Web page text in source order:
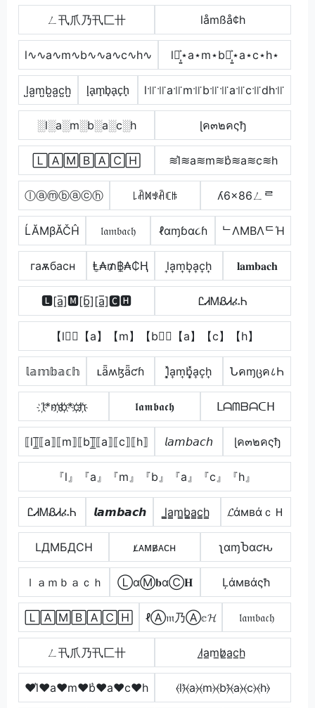
ㄥ卂爪乃卂匚卄 låmßå¢h
l∿∿a∿m∿b∿∿a∿c∿h∿ l⋆͎͍͐⋆a⋆m⋆b⋆͎͍͐⋆a⋆c⋆h⋆
l̺a̺m̺b̺a̺c̺h̺ l̟a̟m̟b̟a̟c̟h̟ l꜉꜍꜉꜍a꜉꜍m꜉꜍b꜉꜍꜉꜍a꜉꜍c꜉꜍dh꜉꜍
░l░a░m░b░a░c░h ɭค๓๒คςђ
🄻🄰🄼🄱🄰🄲🄷 ≋l͛≋a≋m≋b͛≋a≋c≋h
ⓛⓐⓜⓑⓐⓒⓗ ꒒ꋫꁒꃃꋫꏸꑛ ʎ6x86ㄥᄅ
ĹĂМβĂČĤ 𝔩𝔞𝔪𝔟𝔞𝔠𝔥 ℓαɱɓα૮ɦ ᄂΛMBΛᄃΉ
гаѫбаcн Ⱡ̼₳₥฿̼₳₵Ⱨ l͎a͎m͎b͎a͎c͎h͎ 𝐥𝐚𝐦𝐛𝐚𝐜𝐡
🅻[a̲̅]🅼[b̲̅][a̲̅]🅲🅷 ᏝᏗᎷᏰᏗፈᏂ
【l】⃣【a】【m】【b】⃣【a】【c】【h】
𝕝𝕒𝕞𝕓𝕒𝕔𝕙 ʟǟʍɮǟƈɦ l͎͓̽a͎m͎b͎͓̽a͎c͎h͎ Նคɱცค८Һ
l҉*m҉b҉*c҉h҉ 𝖑𝖆𝖒𝖇𝖆𝖈𝖍 ᒪᗩᗰᗷᗩᑕᕼ
⟦l⟧̲̅⟦a⟧⟦m⟧⟦b⟧̲̅⟦a⟧⟦c⟧⟦h⟧ 𝘭𝘢𝘮𝘣𝘢𝘤𝘩 ɭค๓๒คςђ
『l』『a』『m』『b』『a』『c』『h』
ᏝᏗᎷᏰᏗፈᏂ 𝙡𝙖𝙢𝙗𝙖𝙘𝙝 l̳̲a̳m̳b̳̲a̳c̳h̳ 𝓛άмвάｃＨ
LДMБДCH ʟ̷ᴀᴍʙ̷ᴀᴄʜ ʅαɱႦαƈԋ
ｌａｍｂａｃｈ ⓁαⓂ𝐛αⒸ𝐇 Ļάмвάςħ
🄻🄰🄼🄱🄰🄲🄷 ℓⒶ𝔪乃Ⓐ𝕔𝓗 𝔩𝔞𝔪𝔟𝔞𝔠𝔥
ㄥ卂爪乃卂匚卄 l̷̲a̲m̲b̷̲a̲c̲h̲
♥l͛♥a♥m♥b͛♥a♥c♥h ⦑l⦒̂⦑a⦒⦑m⦒⦑b⦒̂⦑a⦒⦑c⦒⦑h⦒